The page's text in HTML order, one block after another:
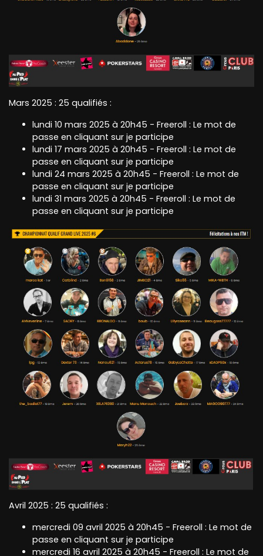
Mars 2025 : 25 qualifiés :
lundi 10 mars 2025 à 20h45 - Freeroll : Le mot de
passe en cliquant sur je participe
lundi 17 mars 2025 à 20h45 - Freeroll : Le mot de
passe en cliquant sur je participe
lundi 24 mars 2025 à 20h45 - Freeroll : Le mot de
passe en cliquant sur je participe
lundi 31 mars 2025 à 20h45 - Freeroll : Le mot de
passe en cliquant sur je participe
Avril 2025 : 25 qualifiés :
mercredi 09 avril 2025 à 20h45 - Freeroll : Le mot de
passe en cliquant sur je participe
mercredi 16 avril 2025 à 20h45 - Freeroll : Le mot de